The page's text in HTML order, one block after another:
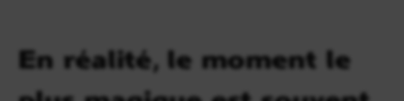
En réalité, le moment le